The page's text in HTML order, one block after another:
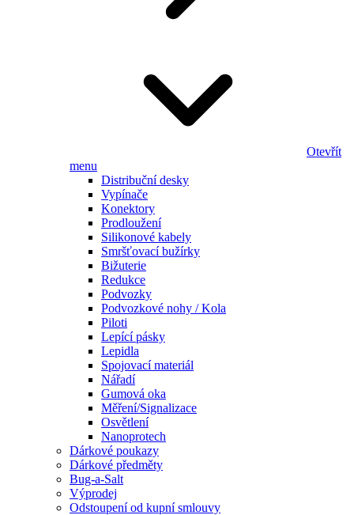
Otevřít
menu
Distribuční desky
Vypínače
Konektory
Prodloužení
Silikonové kabely
Smršťovací bužírky
Bižuterie
Redukce
Podvozky
Podvozkové nohy / Kola
Piloti
Lepící pásky
Lepidla
Spojovací materiál
Nářadí
Gumová oka
Měření/Signalizace
Osvětlení
Nanoprotech
Dárkové poukazy
Dárkové předměty
Bug-a-Salt
Výprodej
Odstoupení od kupní smlouvy